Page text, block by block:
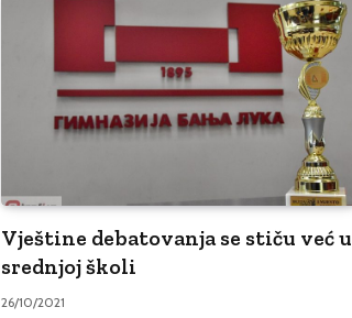
Vještine debatovanja se stiču već u
srednjoj školi
26/10/2021